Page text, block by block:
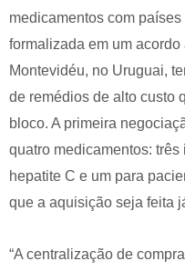
medicamentos com
formalizada em um
Montevidéu, no Uruguai,
de remédios de alto custo
bloco. A primeira
quatro medicamentos:
hepatite C e um para
que a aquisição seja feita
“A centralização de